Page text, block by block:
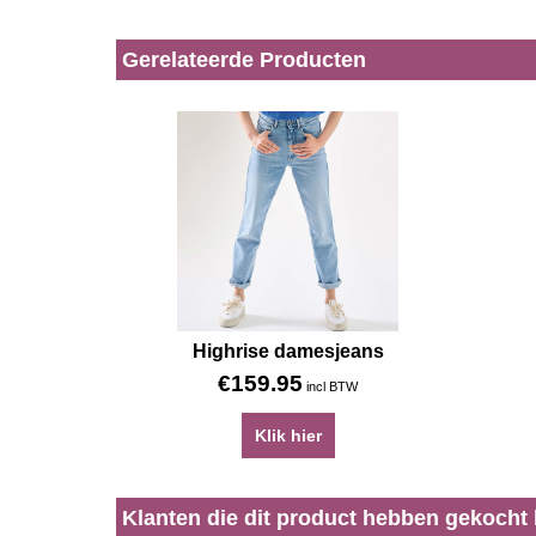
Gerelateerde Producten
Highrise damesjeans
€159.95 incl BTW
Klik hier
Klanten die dit product hebben gekocht